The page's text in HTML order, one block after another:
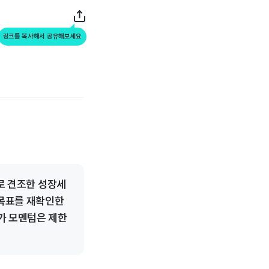
링크를 복사해서 공유해보세요
견조한 성장세
표를 재확인한
모멘텀은 제한